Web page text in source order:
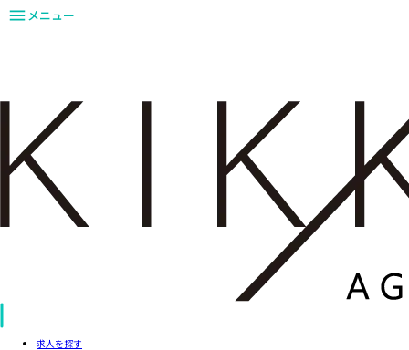
メニュー
求人を探す